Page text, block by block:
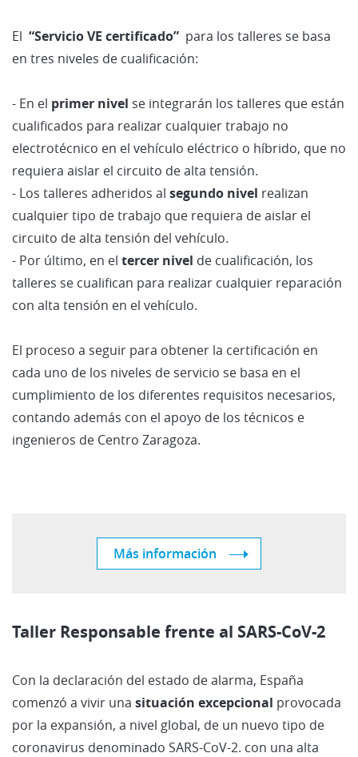
El “Servicio VE certificado” para los talleres se basa
en tres niveles de cualificación:
- En el primer nivel se integrarán los talleres que están
cualificados para realizar cualquier trabajo no
electrotécnico en el vehículo eléctrico o híbrido, que no
requiera aislar el circuito de alta tensión.
- Los talleres adheridos al segundo nivel realizan
cualquier tipo de trabajo que requiera de aislar el
circuito de alta tensión del vehículo.
- Por último, en el tercer nivel de cualificación, los
talleres se cualifican para realizar cualquier reparación
con alta tensión en el vehículo.
El proceso a seguir para obtener la certificación en
cada uno de los niveles de servicio se basa en el
cumplimiento de los diferentes requisitos necesarios,
contando además con el apoyo de los técnicos e
ingenieros de Centro Zaragoza.
Más información
Taller Responsable frente al SARS-CoV-2
Con la declaración del estado de alarma, España
comenzó a vivir una situación excepcional provocada
por la expansión, a nivel global, de un nuevo tipo de
coronavirus denominado SARS-CoV-2. con una alta